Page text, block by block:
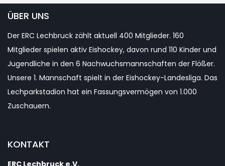
YouTube
Channel
ÜBER UNS
Der ERC Lechbruck zählt aktuell 400 Mitglieder. 160
Mitglieder spielen aktiv Eishockey, davon rund 110 Kinder und
Jugendliche in den 6 Nachwuchsmannschaften der Flößer.
Unsere 1. Mannschaft spielt in der Eishockey-Landesliga. Das
Lechparkstadion hat ein Fassungsvermögen von 1.000
Zuschauern.
KONTAKT